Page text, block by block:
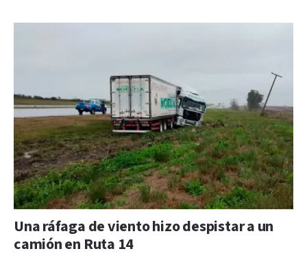
Una ráfaga de viento hizo despistar a un
camión en Ruta 14